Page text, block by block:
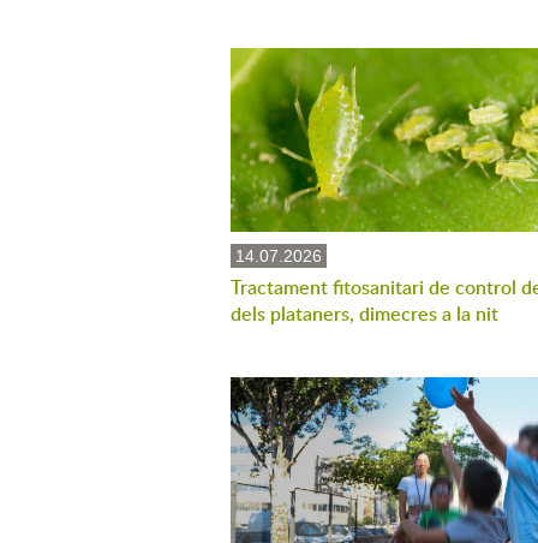
14.07.2026
Tractament fitosanitari de control
dels plataners, dimecres a la nit